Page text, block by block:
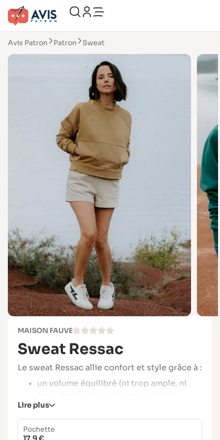
Avis Patron Patron Sweat
MAISON FAUVE
Sweat Ressac
Le sweat Ressac allie confort et style grâce à :
un volume équilibré (ni trop ample, ni
des manches raglan pour une touche
sport,
des détails signatures Maison Fauve :
Lire plus
Pochette
17.9 €